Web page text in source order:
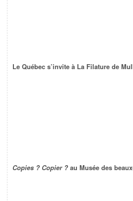
Le Québec s’invite à La Filature de
Copies ? Copier ? au Musée des